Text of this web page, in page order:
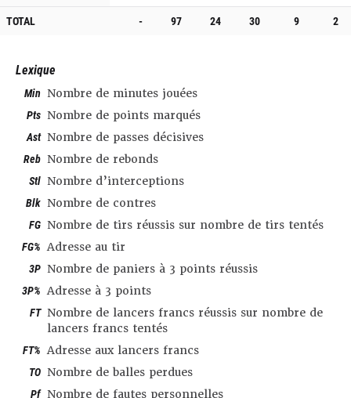
TOTAL
- 97 24 30 9 2
Lexique
Min Nombre de minutes jouées
Pts Nombre de points marqués
Ast Nombre de passes décisives
Reb Nombre de rebonds
Stl Nombre d’interceptions
Blk Nombre de contres
FG Nombre de tirs réussis sur nombre de tirs tentés
FG% Adresse au tir
3P Nombre de paniers à 3 points réussis
3P% Adresse à 3 points
FT Nombre de lancers francs réussis sur nombre de
lancers francs tentés
FT% Adresse aux lancers francs
TO Nombre de balles perdues
Pf Nombre de fautes personnelles